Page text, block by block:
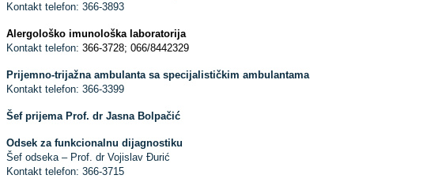
Kontakt telefon: 366-3893
Alergološko imunološka laboratorija
Kontakt telefon: 366-3728; 066/8442329
Prijemno-trijažna ambulanta sa specijalističkim ambulantama
Kontakt telefon: 366-3399
Šef prijema Prof. dr Jasna Bolpačić
Odsek za funkcionalnu dijagnostiku
Šef odseka – Prof. dr Vojislav Đurić
Kontakt telefon: 366-3715